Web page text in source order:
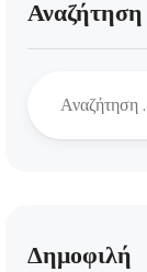
Αναζήτηση
Δημοφιλή